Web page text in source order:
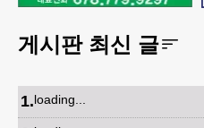
게시판 최신 글
1.loading...